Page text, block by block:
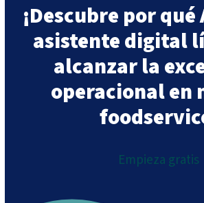
¡Descubre por qué
asistente digital
alcanzar la
operacional en
Empieza gratis